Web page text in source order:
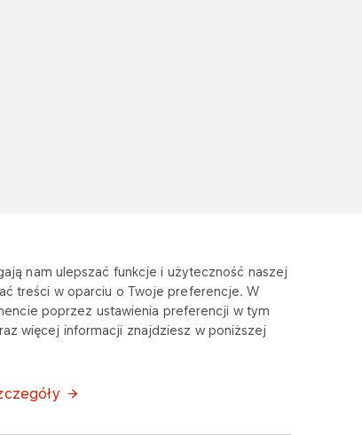
nam ulepszać funkcje i użyteczność naszej
treści w oparciu o Twoje preferencje. W
poprzez ustawienia preferencji w tym
więcej informacji znajdziesz w poniższej